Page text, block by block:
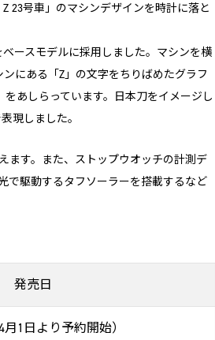
23号車」のマシンデザインを時計に落と
ースモデルに採用しました。マシンを横
にある「Z」の文字をちりばめたグラフ
あしらっています。日本刀をイメージし
現しました。
ます。また、ストップウオッチの計測デ
で駆動するタフソーラーを搭載するなど
発売日
1日より予約開始）